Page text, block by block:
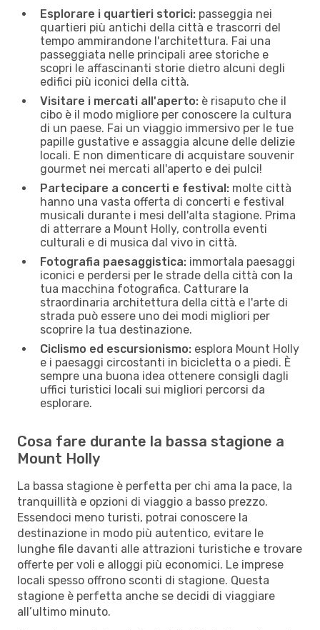
Esplorare i quartieri storici: passeggia nei
quartieri più antichi della città e trascorri del
tempo ammirandone l'architettura. Fai una
passeggiata nelle principali aree storiche e
scopri le affascinanti storie dietro alcuni degli
edifici più iconici della città.
Visitare i mercati all'aperto: è risaputo che il
cibo è il modo migliore per conoscere la cultura
di un paese. Fai un viaggio immersivo per le tue
papille gustative e assaggia alcune delle delizie
locali. E non dimenticare di acquistare souvenir
gourmet nei mercati all'aperto e dei pulci!
Partecipare a concerti e festival: molte città
hanno una vasta offerta di concerti e festival
musicali durante i mesi dell'alta stagione. Prima
di atterrare a Mount Holly, controlla eventi
culturali e di musica dal vivo in città.
Fotografia paesaggistica: immortala paesaggi
iconici e perdersi per le strade della città con la
tua macchina fotografica. Catturare la
straordinaria architettura della città e l'arte di
strada può essere uno dei modi migliori per
scoprire la tua destinazione.
Ciclismo ed escursionismo: esplora Mount Holly
e i paesaggi circostanti in bicicletta o a piedi. È
sempre una buona idea ottenere consigli dagli
uffici turistici locali sui migliori percorsi da
esplorare.
Cosa fare durante la bassa stagione a
Mount Holly
La bassa stagione è perfetta per chi ama la pace, la
tranquillità e opzioni di viaggio a basso prezzo.
Essendoci meno turisti, potrai conoscere la
destinazione in modo più autentico, evitare le
lunghe file davanti alle attrazioni turistiche e trovare
offerte per voli e alloggi più economici. Le imprese
locali spesso offrono sconti di stagione. Questa
stagione è perfetta anche se decidi di viaggiare
all’ultimo minuto.